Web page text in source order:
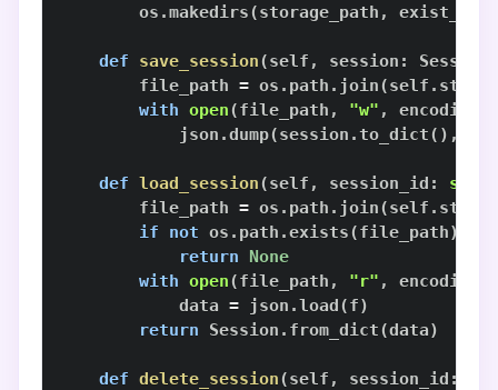
        os
.makedirs(storage_path , exist_ok
def save_session(self , session : Session
        file_path
= os . path . join(self .
with open(file_path , "w" , encoding
            json
.dump(session .to_dict( ) ,
def load_session(self , session_id : str
        file_path
= os . path . join(self .
if
not os . path .exists(file_path)
return
None
with open(file_path , "r" , encoding
            data
= json .load(f)
return Session . from_dict(data)
def delete_session(self , session_id :